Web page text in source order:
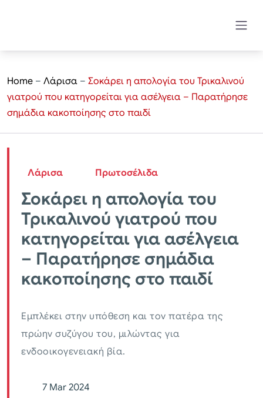
Home – Λάρισα – Σοκάρει η απολογία του Τρικαλινού
γιατρού που κατηγορείται για ασέλγεια – Παρατήρησε
σημάδια κακοποίησης στο παιδί
Λάρισα Πρωτοσέλιδα
Σοκάρει η απολογία του
Τρικαλινού γιατρού που
κατηγορείται για ασέλγεια
– Παρατήρησε σημάδια
κακοποίησης στο παιδί
Εμπλέκει στην υπόθεση και τον πατέρα της
πρώην συζύγου του, μιλώντας για
ενδοοικογενειακή βία.
7 Mar 2024